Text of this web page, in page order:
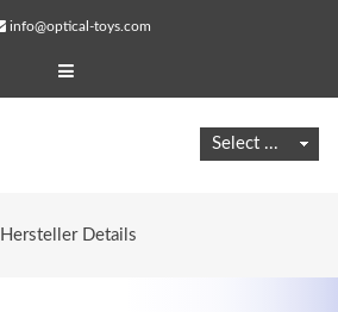
info@optical-toys.com
Hersteller Details